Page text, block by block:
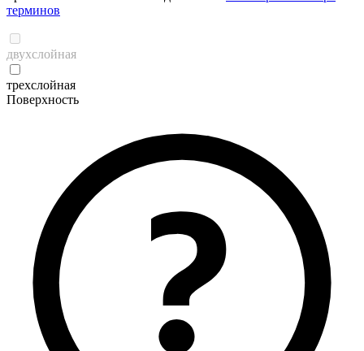
терминов
двухслойная
трехслойная
Поверхность